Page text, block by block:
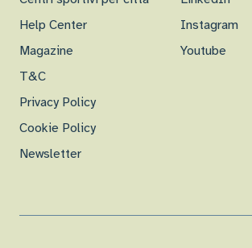
Help Center
Magazine
T&C
Privacy Policy
Cookie Policy
Newsletter
Instagram
Youtube